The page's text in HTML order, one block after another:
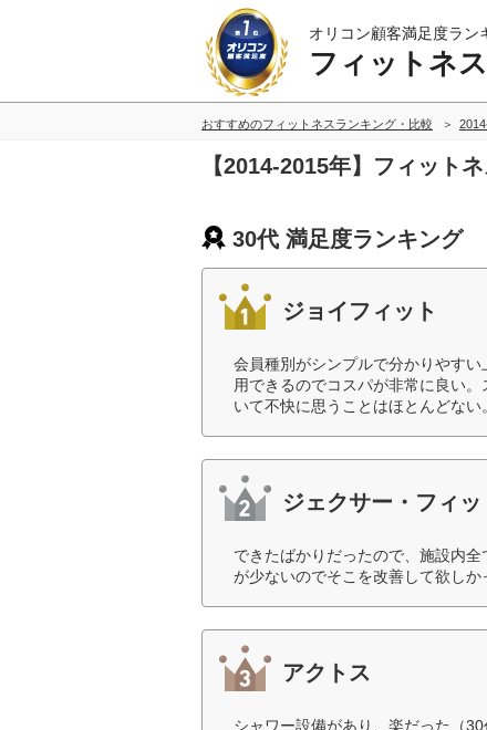
オリコン顧客満足度ラン
フィットネス
おすすめのフィットネスランキング・比較
【2014-2015年】フィット
30代 満足度ランキング
ジョイフィット
会員種別がシンプルで分かりやす
用できるのでコスパが非常に良い
いて不快に思うことはほとんどない
ジェクサー・フィ
できたばかりだったので、施設内
が少ないのでそこを改善して欲しか
アクトス
シャワー設備があり、楽だった（30